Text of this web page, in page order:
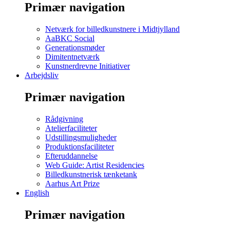
Primær navigation
Netværk for billedkunstnere i Midtjylland
AaBKC Social
Generationsmøder
Dimitentnetværk
Kunstnerdrevne Initiativer
Arbejdsliv
Primær navigation
Rådgivning
Atelierfaciliteter
Udstillingsmuligheder
Produktionsfaciliteter
Efteruddannelse
Web Guide: Artist Residencies
Billedkunstnerisk tænketank
Aarhus Art Prize
English
Primær navigation